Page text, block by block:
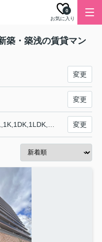
お気に入り
0
築・築浅の賃貸マン
変更
変更
変更